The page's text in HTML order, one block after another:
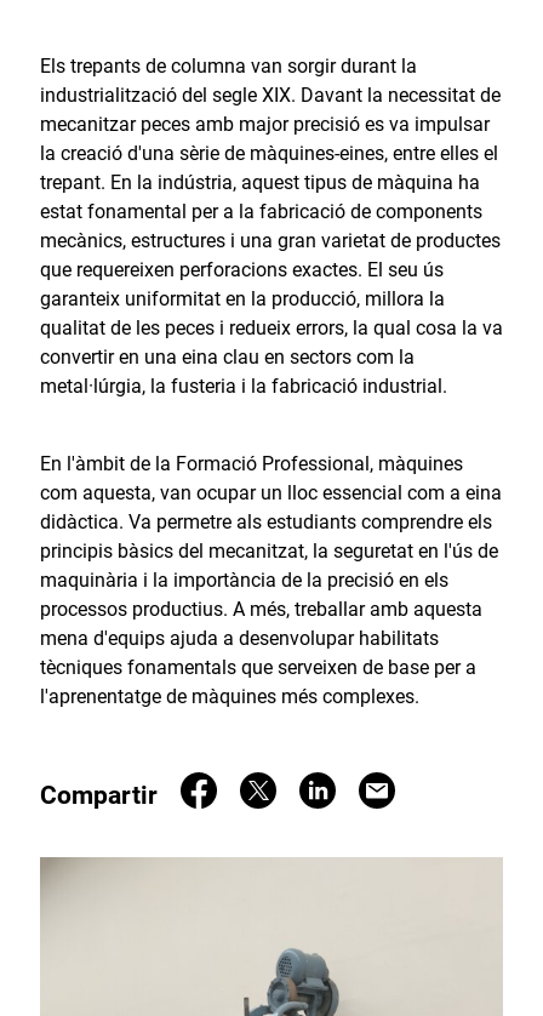
Els trepants de columna van sorgir durant la
industrialització del segle XIX. Davant la necessitat de
mecanitzar peces amb major precisió es va impulsar
la creació d'una sèrie de màquines-eines, entre elles el
trepant. En la indústria, aquest tipus de màquina ha
estat fonamental per a la fabricació de components
mecànics, estructures i una gran varietat de productes
que requereixen perforacions exactes. El seu ús
garanteix uniformitat en la producció, millora la
qualitat de les peces i redueix errors, la qual cosa la va
convertir en una eina clau en sectors com la
metal·lúrgia, la fusteria i la fabricació industrial.
En l'àmbit de la Formació Professional, màquines
com aquesta, van ocupar un lloc essencial com a eina
didàctica. Va permetre als estudiants comprendre els
principis bàsics del mecanitzat, la seguretat en l'ús de
maquinària i la importància de la precisió en els
processos productius. A més, treballar amb aquesta
mena d'equips ajuda a desenvolupar habilitats
tècniques fonamentals que serveixen de base per a
l'aprenentatge de màquines més complexes.
Compartir